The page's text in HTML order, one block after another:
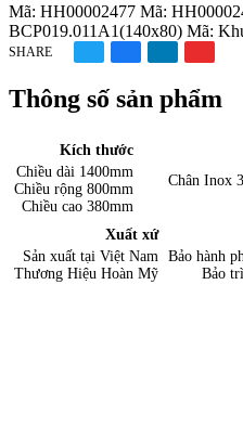
Mã: HH00002477 Mã:
BCP019.011A1(140x80) Mã:
SHARE
Thông số sản phẩm
Kích thước
Chiều dài 1400mm
Chiều rộng 800mm
Chiều cao 380mm
Chân Inox
Xuất xứ
Sản xuất tại Việt Nam
Thương Hiệu Hoàn Mỹ
Bảo hành
Bảo